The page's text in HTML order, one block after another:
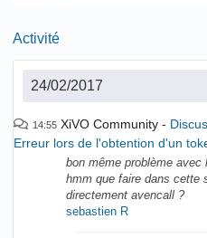
Activité
24/02/2017
14:55 XiVO Community
Erreur lors de l'obtention d'un
bon même problème avec
hmm que faire dans cette
directement avencall ?
sebastien R